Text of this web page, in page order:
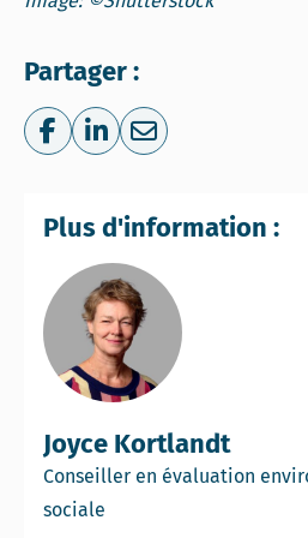
Partager :
Share on Facebook
Share on LinkedIn
Share via e-
Joyce Kortlandt
Conseiller en évaluation
sociale
Plus d'information :